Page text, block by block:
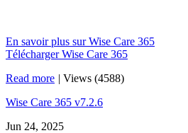
En savoir plus sur Wise Care 365
Télécharger Wise Care 365
Read more | Views (4588)
Wise Care 365 v7.2.6
Jun 24, 2025